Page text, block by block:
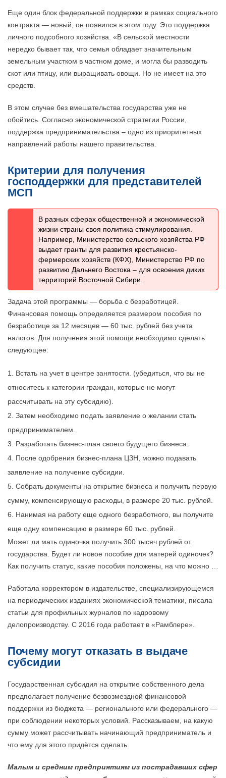
Еще один блок федеральной поддержки в рамках социального
контракта — новый, он появился в этом году. Это поддержка
личного подсобного хозяйства. «В сельской местности
нередко бывает так, что семья обладает значительным
земельным участком в частном доме, и могла бы разводить
скот или птицу, или выращивать овощи. Но не имеет на это
средств.
В этом случае без вмешательства государства уже не
обойтись. Согласно экономической стратегии России,
поддержка предпринимательства – одно из приоритетных
направлений работы нашего правительства.
Критерии для получения
господдержки для представителей
МСП
В разных сферах общественной и экономической
жизни страны своя политика стимулирования.
Например, Министерство сельского хозяйства РФ
выдает гранты для развития крестьянско-
фермерских хозяйств (КФХ), Министерство РФ по
развитию Дальнего Востока – для освоения диких
территорий Восточной Сибири.
Задача этой программы — борьба с безработицей.
Финансовая помощь определяется размером пособия по
безработице за 12 месяцев — 60 тыс. рублей без учета
налогов. Для получения этой помощи необходимо сделать
следующее:
Встать на учет в центре занятости. (убедиться, что вы не
относитесь к категории граждан, которые не могут
рассчитывать на эту субсидию).
Затем необходимо подать заявление о желании стать
предпринимателем.
Разработать бизнес-план своего будущего бизнеса.
После одобрения бизнес-плана ЦЗН, можно подавать
заявление на получение субсидии.
Собрать документы на открытие бизнеса и получить первую
сумму, компенсирующую расходы, в размере 20 тыс. рублей.
Нанимая на работу еще одного безработного, вы получите
еще одну компенсацию в размере 60 тыс. рублей.
Может ли мать одиночка получить 300 тысяч рублей от
государства. Будет ли новое пособие для матерей одиночек?
Как получить статус, какие пособия положены, на что можно …
Работала корректором в издательстве, специализирующемся
на периодических изданиях экономической тематики, писала
статьи для профильных журналов по кадровому
делопроизводству. С 2016 года работает в «Рамблере».
Почему могут отказать в выдаче
субсидии
Государственная субсидия на открытие собственного дела
предполагает получение безвозмездной финансовой
поддержки из бюджета — регионального или федерального —
при соблюдении некоторых условий. Рассказываем, на какую
сумму может рассчитывать начинающий предприниматель и
что ему для этого придётся сделать.
Малым и средним предприятиям из пострадавших сфер